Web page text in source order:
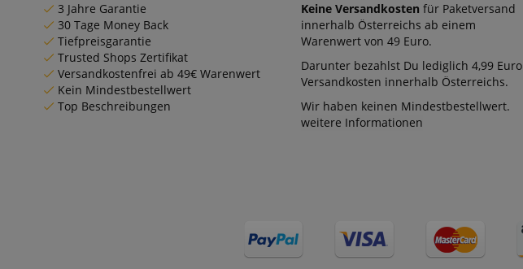
3 Jahre Garantie
30 Tage Money Back
Tiefpreisgarantie
Trusted Shops Zertifikat
Versandkostenfrei ab 49€ Warenwert
Kein Mindestbestellwert
Top Beschreibungen
Keine Versandkosten für Paketversand
innerhalb Österreichs ab einem
Warenwert von 49 Euro.
Darunter bezahlst Du lediglich 4,99 Euro
Versandkosten innerhalb Österreichs.
Wir haben keinen Mindestbestellwert.
weitere Informationen